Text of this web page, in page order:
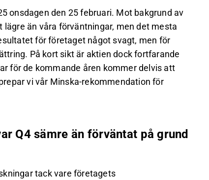
onsdagen den 25 februari. Mot bakgrund av
än våra förväntningar, men det mesta
för företaget något svagt, men för
På kort sikt är aktien dock fortfarande
för de kommande åren kommer delvis att
vi vår Minska-rekommendation för
Q4 sämre än förväntat på grund
tack vare företagets